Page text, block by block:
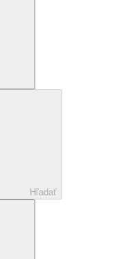
Hľadať